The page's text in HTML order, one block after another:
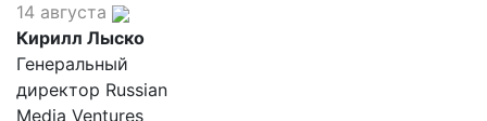
14 августа
Кирилл Лыско
Генеральный
директор Russian
Media Ventures